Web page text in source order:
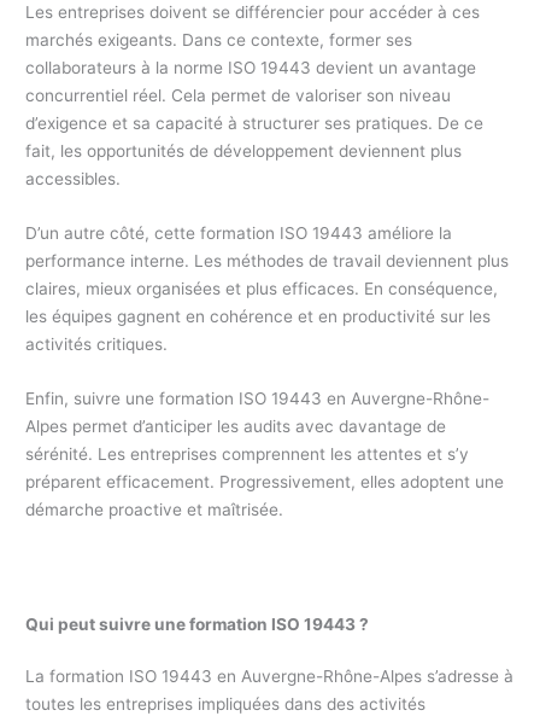
Les entreprises doivent se différencier pour accéder à ces
marchés exigeants. Dans ce contexte, former ses
collaborateurs à la norme ISO 19443 devient un avantage
concurrentiel réel. Cela permet de valoriser son niveau
d’exigence et sa capacité à structurer ses pratiques. De ce
fait, les opportunités de développement deviennent plus
accessibles.
D’un autre côté, cette formation ISO 19443 améliore la
performance interne. Les méthodes de travail deviennent plus
claires, mieux organisées et plus efficaces. En conséquence,
les équipes gagnent en cohérence et en productivité sur les
activités critiques.
Enfin, suivre une formation ISO 19443 en Auvergne-Rhône-
Alpes permet d’anticiper les audits avec davantage de
sérénité. Les entreprises comprennent les attentes et s’y
préparent efficacement. Progressivement, elles adoptent une
démarche proactive et maîtrisée.
Qui peut suivre une formation ISO 19443 ?
La formation ISO 19443 en Auvergne-Rhône-Alpes s’adresse à
toutes les entreprises impliquées dans des activités